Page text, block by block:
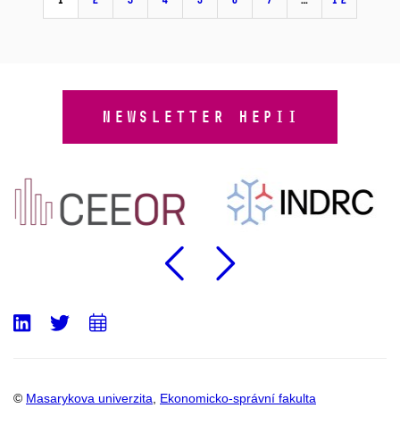
NEWSLETTER HEPII
Předchozí
© Masarykova univerzita Ekonomicko-správní fakulta
LinkedIn
Twitter
Přidat